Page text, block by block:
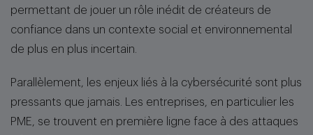
permettant de jouer un rôle inédit de créateurs de
confiance dans un contexte social et environnemental
de plus en plus incertain.
Parallèlement, les enjeux liés à la cybersécurité sont plus
pressants que jamais. Les entreprises, en particulier les
PME, se trouvent en première ligne face à des attaques